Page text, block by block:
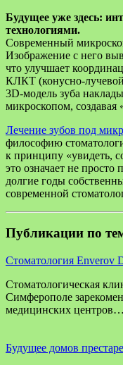
Будущее уже здесь:
технологиями.
Современный
Изображение с него
что улучшает
КЛКТ (конусно-
3D-модель зуба
микроскопом, создавая
Лечение зубов под
философию
к принципу «увидеть,
это означает не
долгие годы
современной
Публикации по
Стоматология Enverov
Стоматологическая
Симферополе
медицинских центров…
Будущее домов